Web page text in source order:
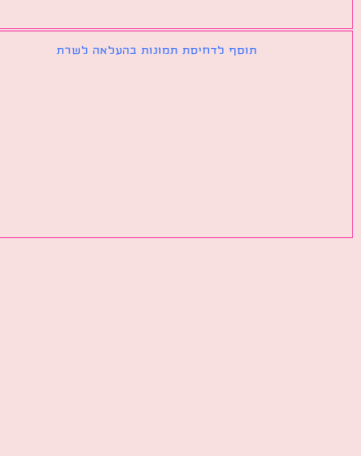
תוסף לדחיסת תמונות בהעלאה לשרת